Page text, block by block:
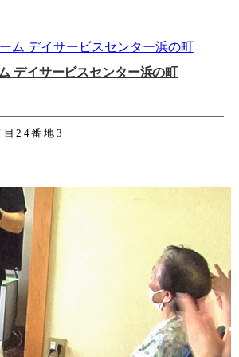
デイサービスセンター浜の町
目24番地3